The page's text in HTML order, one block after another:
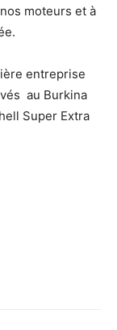
moteurs et à
entreprise
au Burkina
Super Extra